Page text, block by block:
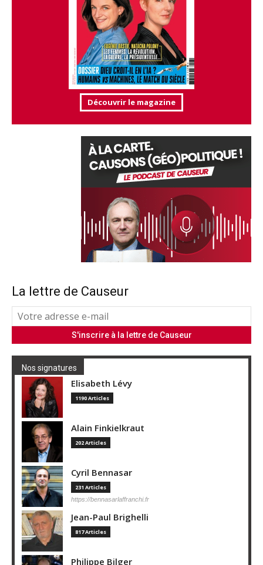
Découvrir le magazine
La lettre de Causeur
Nos signatures
Elisabeth Lévy
1190 Articles
Alain Finkielkraut
202 Articles
Cyril Bennasar
231 Articles
https://bennasarlaffranchi.fr
Jean-Paul Brighelli
817 Articles
Philippe Bilger